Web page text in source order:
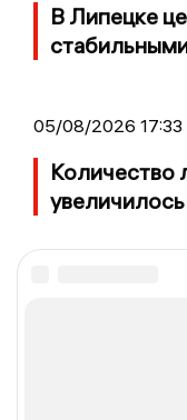
В Липецке
05/08/2026 17:33
Количество